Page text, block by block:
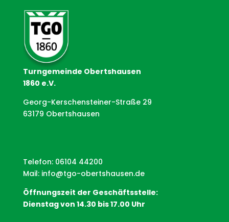
Turngemeinde Obertshausen
1860 e.V.
Georg-Kerschensteiner-Straße 29
63179 Obertshausen
Telefon: 06104 44200
Mail: info@tgo-obertshausen.de
Öffnungszeit der Geschäftsstelle:
Dienstag von 14.30 bis 17.00 Uhr